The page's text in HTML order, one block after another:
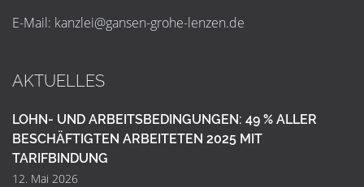
E-Mail: kanzlei@gansen-grohe-lenzen.de
AKTUELLES
LOHN- UND ARBEITSBEDINGUNGEN: 49 % ALLER
BESCHÄFTIGTEN ARBEITETEN 2025 MIT
TARIFBINDUNG
12. Mai 2026